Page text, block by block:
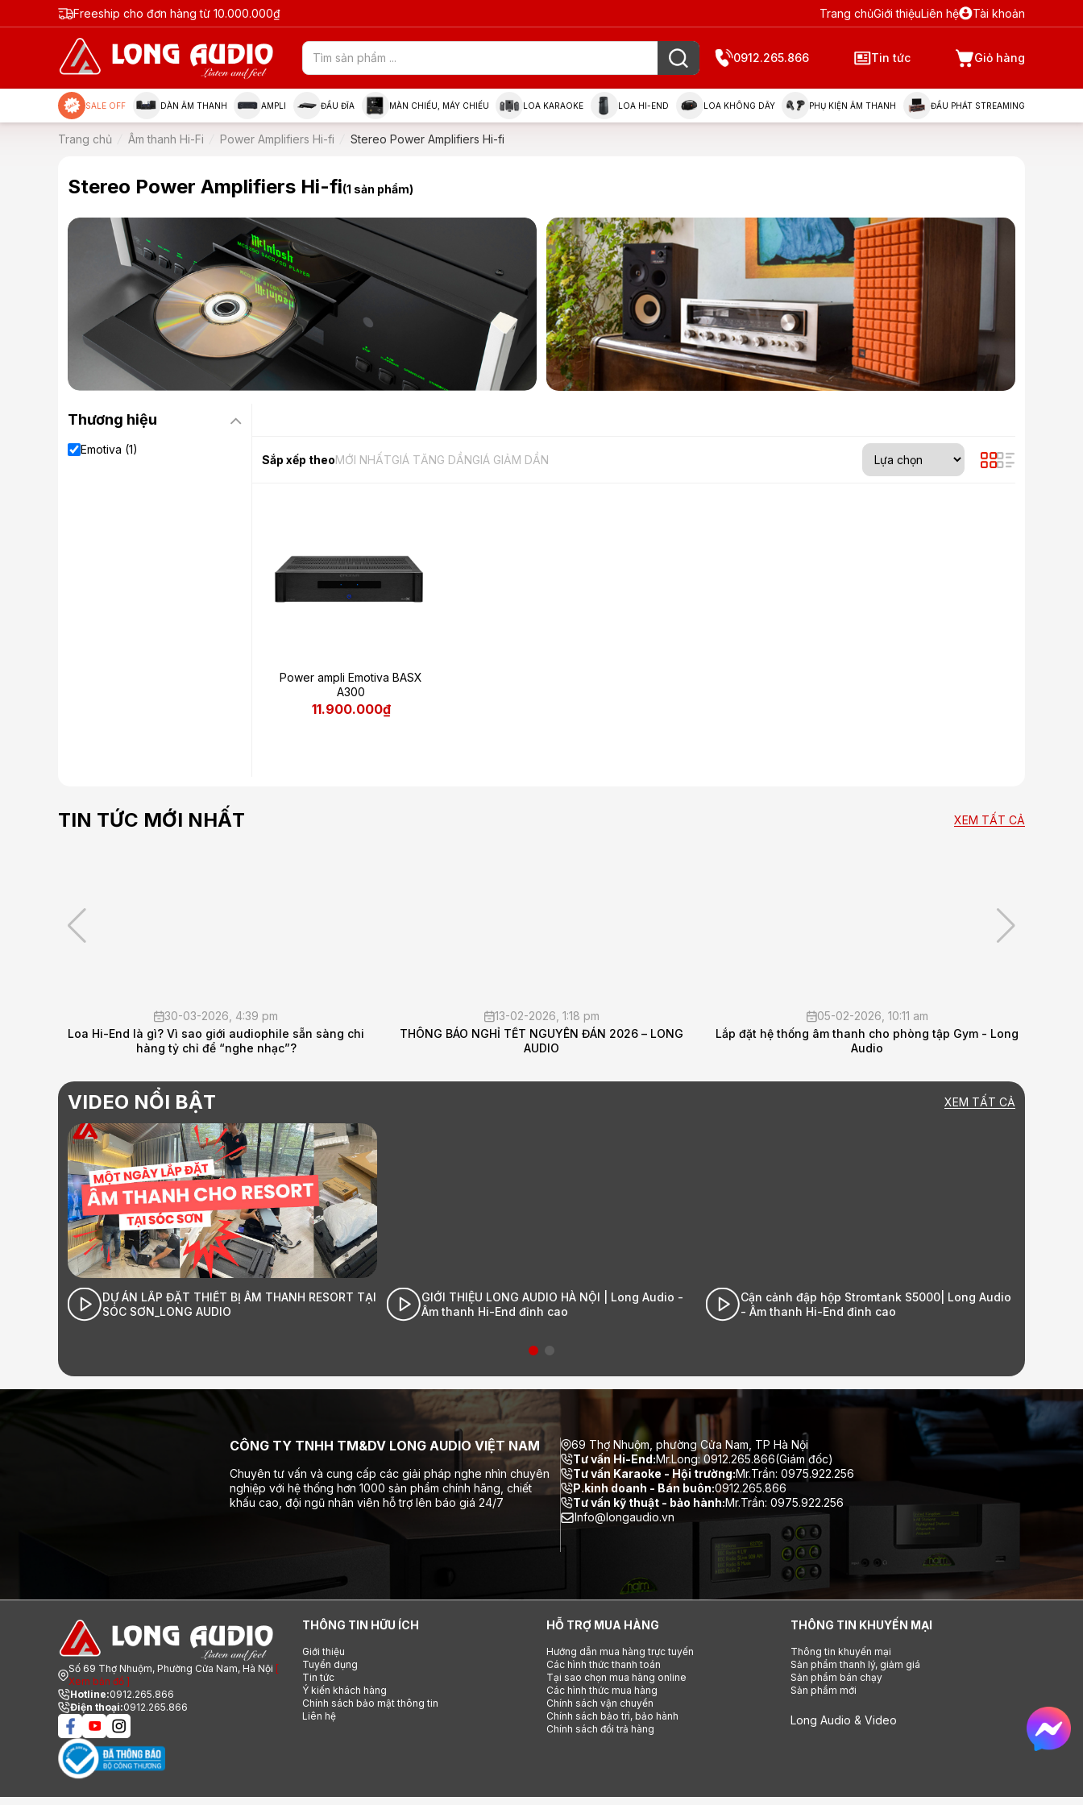
Freeship cho đơn hàng từ 10.000.000₫ Trang chủGiới thiệuLiên hệ Tài khoản
0912.265.866 Tin tức Giỏ hàng
SALE OFF DÀN ÂM THANH AMPLI ĐẦU ĐĨA MÀN CHIẾU, MÁY CHIẾU LOA KARAOKE LOA HI-END LOA KHÔNG DÂY PHỤ KIỆN ÂM THANH ĐẦU PHÁT STREAMING
Trang chủ Âm thanh Hi-Fi Power Amplifiers Hi-fi Stereo Power Amplifiers Hi-fi
Stereo Power Amplifiers Hi-fi(1 sản phẩm)
Thương hiệu
Emotiva (1)
Sắp xếp theoMỚI NHẤTGIÁ TĂNG DẦNGIÁ GIẢM DẦN
Power ampli Emotiva BASX
A300
11.900.000₫
TIN TỨC MỚI NHẤT XEM TẤT CẢ
sẵn sàng chi
13-02-2026, 1:18 pm
THÔNG BÁO NGHỈ TẾT NGUYÊN ĐÁN 2026 – LONG
AUDIO
05-02-2026, 10:11 am
Lắp đặt hệ thống âm thanh cho phòng tập Gym - Long
29-10-2025, 4:30 pm
Lắp đặt hệ thống âm thanh hội thảo cho Cục 16
VIDEO NỔI BẬT XEM TẤT CẢ
THANH RESORT TẠI
GIỚI THIỆU LONG AUDIO HÀ NỘI | Long Audio -
Âm thanh Hi-End đỉnh cao
Cận cảnh đập hộp Stromtank S5000| Long Audio
- Âm thanh Hi-End đỉnh cao
Lắp đặt bộ HK Audio tại nhà khách hàng
Ecopark| Long Audio - Âm thanh Hi-End đỉnh
CÔNG TY TNHH TM&DV LONG AUDIO VIỆT NAM
Chuyên tư vấn và cung cấp các giải pháp nghe nhìn chuyên
nghiệp với hệ thống hơn 1000 sản phẩm chính hãng, chiết
khấu cao, đội ngũ nhân viên hỗ trợ lên báo giá 24/7
69 Thợ Nhuộm, phường Cửa Nam, TP Hà Nội
Tư vấn Hi-End:Mr.Long: 0912.265.866(Giám đốc)
Tư vấn Karaoke - Hội trường:Mr.Trần: 0975.922.256
P.kinh doanh - Bán buôn:0912.265.866
Tư vấn kỹ thuật - bảo hành:Mr.Trần: 0975.922.256
Info@longaudio.vn
Số 69 Thợ Nhuộm, Phường Cửa Nam, Hà Nội [
Xem bản đồ ]
Hotline:0912.265.866
Điện thoại:0912.265.866
THÔNG TIN HỮU ÍCH
Giới thiệu
Tuyển dụng
Tin tức
Ý kiến khách hàng
Chính sách bảo mật thông tin
Liên hệ
HỖ TRỢ MUA HÀNG
Hướng dẫn mua hàng trực tuyến
Các hình thức thanh toán
Tại sao chọn mua hàng online
Các hình thức mua hàng
Chính sách vận chuyển
Chính sách bảo trì, bảo hành
Chính sách đổi trả hàng
THÔNG TIN KHUYẾN MẠI
Thông tin khuyến mại
Sản phẩm thanh lý, giảm giá
Sản phẩm bán chạy
Sản phẩm mới
Long Audio & Video